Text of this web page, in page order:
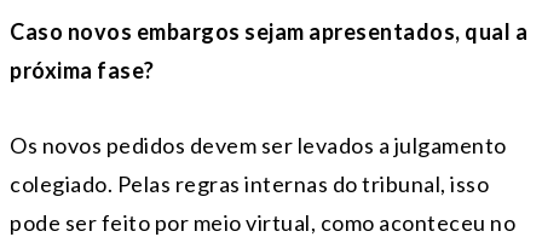
Caso novos embargos sejam apresentados, qual a
próxima fase?
Os novos pedidos devem ser levados a julgamento
colegiado. Pelas regras internas do tribunal, isso
pode ser feito por meio virtual, como aconteceu no